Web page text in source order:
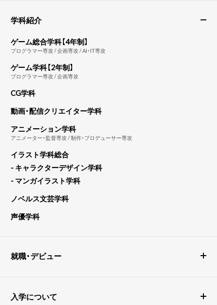
学科紹介
ゲーム総合学科【4年制】
プログラマー専攻 / 企画専攻 / AI・IT専攻
ゲーム学科【2年制】
プログラマー専攻 / 企画専攻
CG学科
動画・配信クリエイター学科
アニメーション学科
アニメーター・監督専攻 / 制作・プロデューサー専攻
イラスト学科総合
- キャラクターデザイン学科
- マンガイラスト学科
ノベルス文芸学科
声優学科
就職・デビュー
入学について